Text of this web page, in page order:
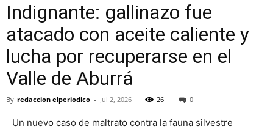
Indignante: gallinazo fue
atacado con aceite caliente y
lucha por recuperarse en el
Valle de Aburrá
By redaccion elperiodico - Jul 2, 2026 26 0
Un nuevo caso de maltrato contra la fauna silvestre